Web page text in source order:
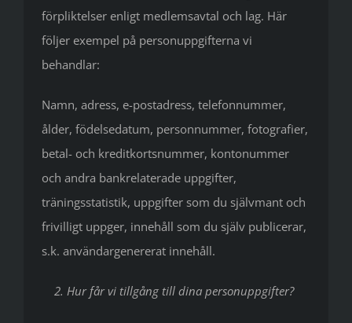
förpliktelser enligt medlemsavtal och lag. Här
följer exempel på personuppgifterna vi
behandlar:
Namn, adress, e-postadress, telefonnummer,
ålder, födelsedatum, personnummer, fotografier,
betal- och kreditkortsnummer, kontonummer
och andra bankrelaterade uppgifter,
träningsstatistik, uppgifter som du självmant och
frivilligt uppger, innehåll som du själv publicerar,
s.k. användargenererat innehåll.
2. Hur får vi tillgång till dina personuppgifter?